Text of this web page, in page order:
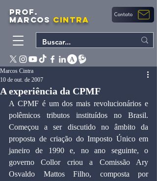
PROF.
MARCOS CINTRA Contato
A experiência da CPMF
Marcos Cintra
10 de out. de 2007
A CPMF é um dos mais revolucionários e
polêmicos tributos instituídos no Brasil.
Começou a ser discutido no âmbito da
proposta de criação do Imposto Único em
janeiro de 1990 e, no ano seguinte, o
governo Collor criou a Comissão Ary
Osvaldo Mattos Filho, composta por